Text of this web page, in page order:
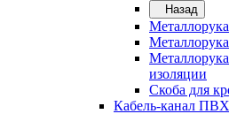
Назад
изоляции
Скоба для
Кабель-канал ПВХ